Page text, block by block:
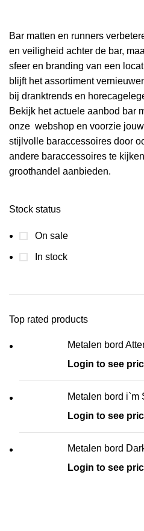
Stock status
On sale
In stock
Top rated products
Metalen bord
Login to see
Metalen bord i`m
Login to see
Metalen bord
Login to see
Bar matten en runners
en veiligheid achter de bar,
sfeer en branding van een
blijft het assortiment
bij dranktrends en
Bekijk het actuele aanbod bar
onze webshop en voorzie
stijlvolle baraccessoires door
andere baraccessoires te
groothandel aanbieden.